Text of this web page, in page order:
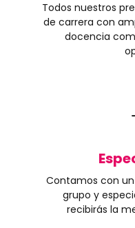
Todos nuestros
de carrera con
docencia
Contamos con
grupo y
recibirás la